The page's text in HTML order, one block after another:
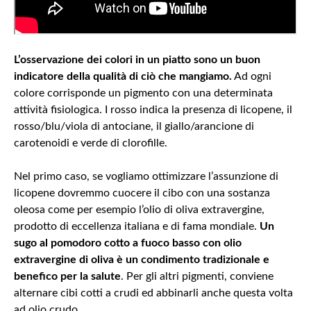
Riconoscere
le proteine, i
grassi ed i
Lezione 2
quanto
berne e
perché.
Indicazioni
generali
Lezione 3
- L'uomo a
energetico
Lezione
4 - Gli
errori
comuni
nella
L’osservazione dei colori in un piatto sono un buon
indicatore della qualità di ciò che mangiamo. Ad ogni
colore corrisponde un pigmento con una determinata
attività fisiologica. I rosso indica la presenza di licopene, il
rosso/blu/viola di antociane, il giallo/arancione di
carotenoidi e verde di clorofille.
Nel primo caso, se vogliamo ottimizzare l’assunzione di
licopene dovremmo cuocere il cibo con una sostanza
oleosa come per esempio l’olio di oliva extravergine,
prodotto di eccellenza italiana e di fama mondiale. Un
sugo al pomodoro cotto a fuoco basso con olio
extravergine di oliva è un condimento tradizionale e
benefico per la salute. Per gli altri pigmenti, conviene
alternare cibi cotti a crudi ed abbinarli anche questa volta